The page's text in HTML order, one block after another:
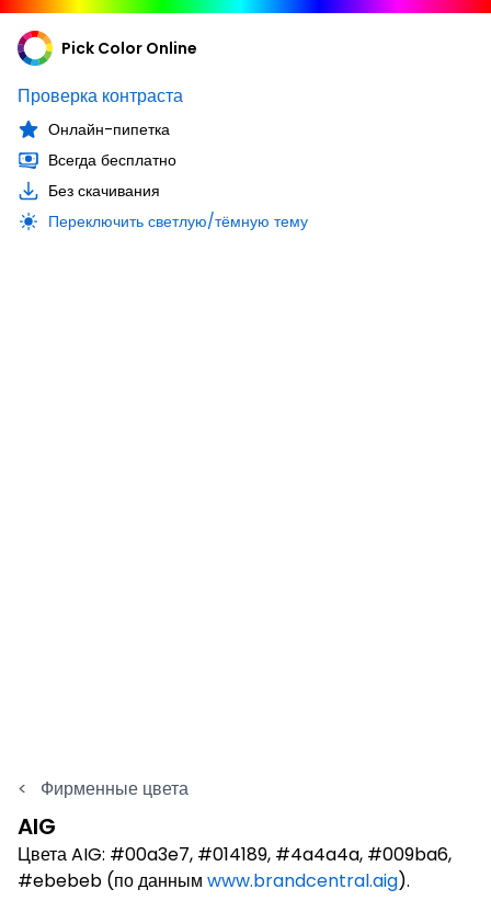
Pick Color Online
Проверка контраста
Онлайн-пипетка
Всегда бесплатно
Без скачивания
Переключить светлую/тёмную тему
< Фирменные цвета
AIG
Цвета AIG: #00a3e7, #014189, #4a4a4a, #009ba6,
#ebebeb (по данным www.brandcentral.aig).